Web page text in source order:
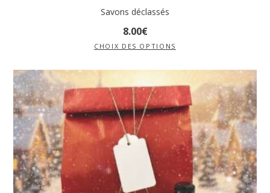
Savons déclassés
8.00€
CHOIX DES OPTIONS